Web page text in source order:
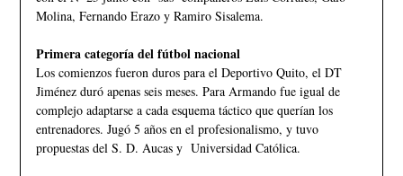
Molina, Fernando Erazo y Ramiro Sisalema.
Primera categoría del fútbol nacional
Los comienzos fueron duros para el Deportivo Quito, el DT
Jiménez duró apenas seis meses. Para Armando fue igual de
complejo adaptarse a cada esquema táctico que querían los
entrenadores. Jugó 5 años en el profesionalismo, y tuvo
propuestas del S. D. Aucas y Universidad Católica.